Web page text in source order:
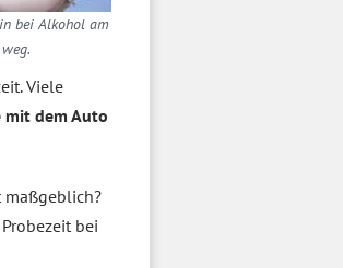
bei Alkohol am
Viele
mit dem Auto
maßgeblich?
bei